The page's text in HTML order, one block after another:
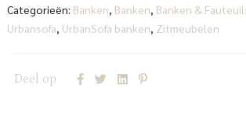
Categorieën: Banken, Banken, Banken &
Urbansofa, UrbanSofa banken, Zitmeubelen
Deel op